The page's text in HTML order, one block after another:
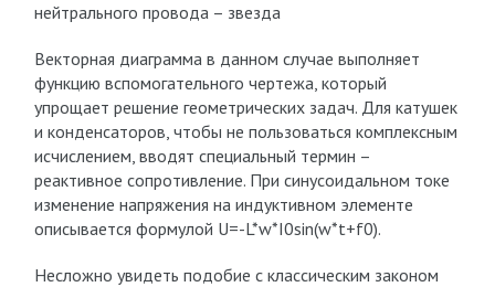
нейтрального провода – звезда
Векторная диаграмма в данном случае выполняет
функцию вспомогательного чертежа, который
упрощает решение геометрических задач. Для катушек
и конденсаторов, чтобы не пользоваться комплексным
исчислением, вводят специальный термин –
реактивное сопротивление. При синусоидальном токе
изменение напряжения на индуктивном элементе
описывается формулой U=-L*w*I0sin(w*t+f0).
Несложно увидеть подобие с классическим законом